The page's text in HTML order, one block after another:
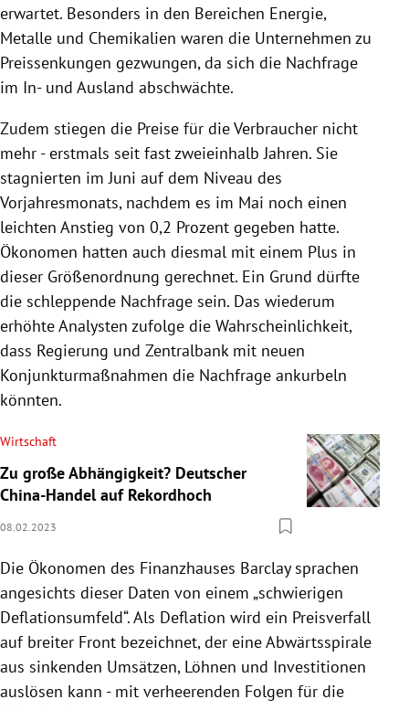
erwartet. Besonders in den Bereichen Energie,
Metalle und Chemikalien waren die Unternehmen zu
Preissenkungen gezwungen, da sich die Nachfrage
im In- und Ausland abschwächte.
Zudem stiegen die Preise für die Verbraucher nicht
mehr - erstmals seit fast zweieinhalb Jahren. Sie
stagnierten im Juni auf dem Niveau des
Vorjahresmonats, nachdem es im Mai noch einen
leichten Anstieg von 0,2 Prozent gegeben hatte.
Ökonomen hatten auch diesmal mit einem Plus in
dieser Größenordnung gerechnet. Ein Grund dürfte
die schleppende Nachfrage sein. Das wiederum
erhöhte Analysten zufolge die Wahrscheinlichkeit,
dass Regierung und Zentralbank mit neuen
Konjunkturmaßnahmen die Nachfrage ankurbeln
könnten.
Wirtschaft
Zu große Abhängigkeit? Deutscher
China-Handel auf Rekordhoch
08.02.2023
Die Ökonomen des Finanzhauses Barclay sprachen
angesichts dieser Daten von einem „schwierigen
Deflationsumfeld“. Als Deflation wird ein Preisverfall
auf breiter Front bezeichnet, der eine Abwärtsspirale
aus sinkenden Umsätzen, Löhnen und Investitionen
auslösen kann - mit verheerenden Folgen für die